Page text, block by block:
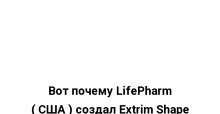
Вот почему LifePharm
( США ) создал Extrim Shape